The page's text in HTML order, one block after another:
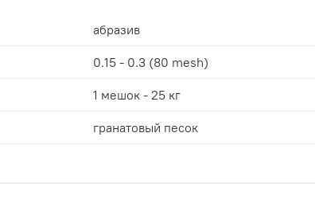
абразив
0.15 - 0.3 (80 mesh)
1 мешок - 25 кг
гранатовый песок